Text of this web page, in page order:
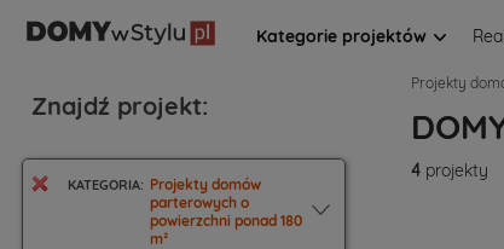
Kategorie projektów
Projekty
4 projekty
Znajdź projekt:
KATEGORIA: Projekty domów
parterowych o
powierzchni ponad 180
m²